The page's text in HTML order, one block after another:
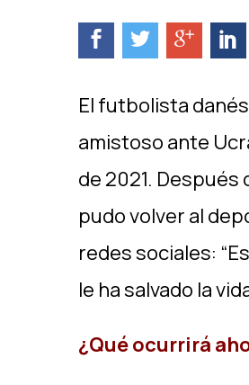
El futbolista
amistoso ante
de 2021.
pudo volver al
redes sociales:
le ha salvado la
¿Qué ocurrirá